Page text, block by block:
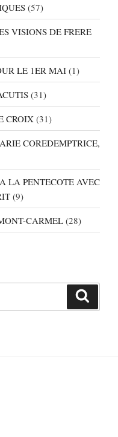
(57)
VISIONS DE FRERE
LE 1ER MAI (1)
(31)
CROIX(31)
COREDEMPTRICE,
LA PENTECOTE AVEC
(9)
CARMEL (28)